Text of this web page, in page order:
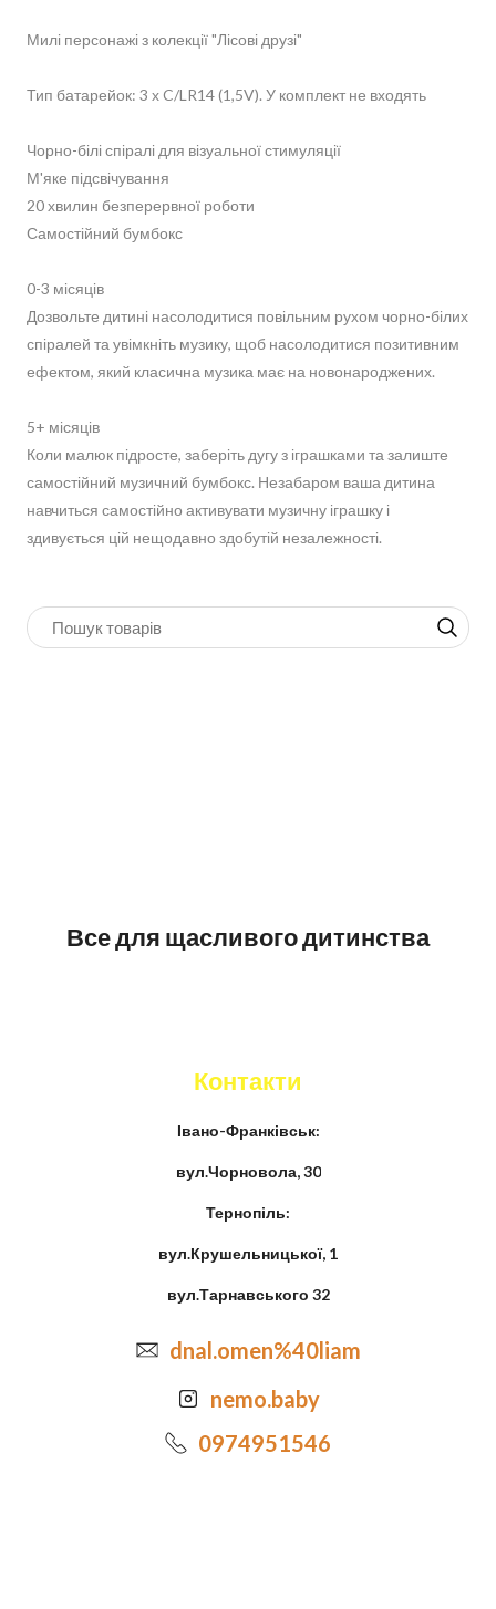
Милі персонажі з колекції "Лісові друзі"
Тип батарейок: 3 х C/LR14 (1,5V). У комплект не входять
Чорно-білі спіралі для візуальної стимуляції
М'яке підсвічування
20 хвилин безперервної роботи
Самостійний бумбокс
0-3 місяців
Дозвольте дитині насолодитися повільним рухом чорно-білих
спіралей та увімкніть музику, щоб насолодитися позитивним
ефектом, який класична музика має на новонароджених.
5+ місяців
Коли малюк підросте, заберіть дугу з іграшками та залиште
самостійний музичний бумбокс. Незабаром ваша дитина
навчиться самостійно активувати музичну іграшку і
здивується цій нещодавно здобутій незалежності.
Все для щасливого дитинства
Контакти
Івано-Франківськ:
вул.Чорновола, 30
Тернопіль:
вул.Крушельницької, 1
вул.Тарнавського 32
dnal.omen%40liam
nemo.baby
0974951546